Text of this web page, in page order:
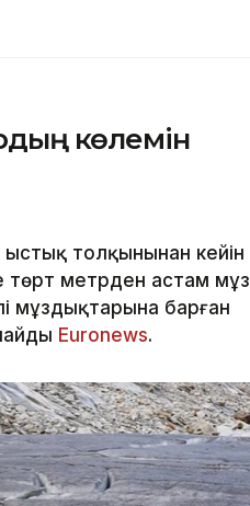
көлемін
толқынынан кейін
төрт метрден астам мұз
мұздықтарына барған
Еuronews.